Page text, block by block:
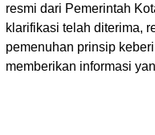
resmi dari Pemerintah
klarifikasi telah diterima,
pemenuhan prinsip
memberikan informasi